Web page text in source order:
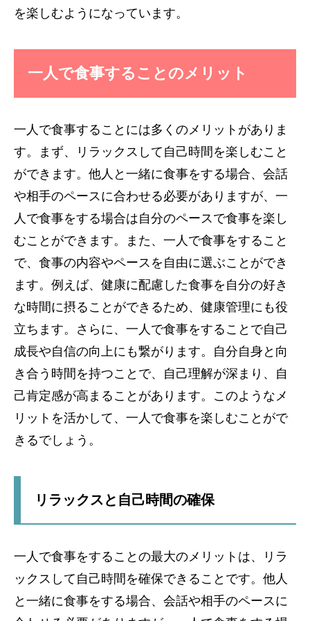
を楽しむようになっています。
一人で食事することのメリット
一人で食事することには多くのメリットがありま
す。まず、リラックスして自己時間を楽しむこと
ができます。他人と一緒に食事をする場合、会話
や相手のペースに合わせる必要がありますが、一
人で食事をする場合は自分のペースで食事を楽し
むことができます。また、一人で食事をすること
で、食事の内容やペースを自由に選ぶことができ
ます。例えば、健康に配慮した食事を自分の好き
な時間に摂ることができるため、健康管理にも役
立ちます。さらに、一人で食事をすることで自己
成長や自信の向上にも繋がります。自分自身と向
き合う時間を持つことで、自己理解が深まり、自
己肯定感が高まることがあります。このようなメ
リットを活かして、一人で食事を楽しむことがで
きるでしょう。
リラックスと自己時間の確保
一人で食事をすることの最大のメリットは、リラ
ックスして自己時間を確保できることです。他人
と一緒に食事をする場合、会話や相手のペースに